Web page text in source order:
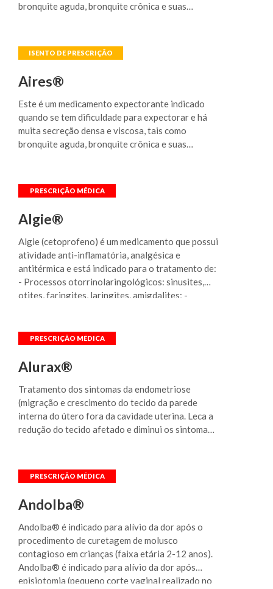
bronquite aguda, bronquite crônica e suas
crônica caracterizada pelo comprometimento dos
pulmões), pneumonia (inflamação nos pulmões e
(fechamento dos brônquios) e mucoviscidose
(doença hereditária que produz muco espesso,
também conhecida por fibrose cística). Também é
indicado para intoxicação acidental ou voluntária
por paracetamol.
Aires®
Este é um medicamento expectorante indicado
quando se tem dificuldade para expectorar e há
muita secreção densa e viscosa, tais como
bronquite aguda, bronquite crônica e suas
crônica caracterizada pelo comprometimento dos
pulmões), pneumonia (inflamação nos pulmões e
(fechamento dos brônquios) e mucoviscidose
(doença hereditária que produz muco espesso,
também conhecida por fibrose cística). Também é
indicado para intoxicação acidental ou voluntária
por paracetamol.
Algie®
Algie (cetoprofeno) é um medicamento que possui
atividade anti-inflamatória, analgésica e
antitérmica e está indicado para o tratamento de:
- Processos otorrinolaringológicos: sinusites,
otites, faringites, laringites, amigdalites; -
Processos urológicos: cólica nefrética,
orquiepididimites, prostatites; - Processos
odontológicos: periodontites, pulpites,
abscessos, extrações dentárias; - Processos
reumáticos: artrite reumatoide, espondilite
anquilosante, gota, condrocalcinose, reumatismo
psoriático, síndrome de Reiter, pseudo-artrite,
lúpus eritematoso sistêmico, esclerodermia,
tenossinovites, tendinites, epicondilites; - Lesões
ortopédicas: contusões e esmagamentos,
nevralgia cérvico-braquial, cervicalgia, lombalgia,
dor ciática, pós-operatórios diversos, enxaqueca
com ou sem aura (sintomas que precedem à
enxaqueca e que variam consideravelmente entre
os pacientes afetando principalmente, a visão e a
audição).
Alurax®
Tratamento dos sintomas da endometriose
(migração e crescimento do tecido da parede
interna do útero fora da cavidade uterina. Leca a
redução do tecido afetado e diminui os sintomas
Andolba®
Andolba® é indicado para alívio da dor após o
procedimento de curetagem de molusco
contagioso em crianças (faixa etária 2-12 anos).
Andolba® é indicado para alívio da dor após
episiotomia (pequeno corte vaginal realizado no